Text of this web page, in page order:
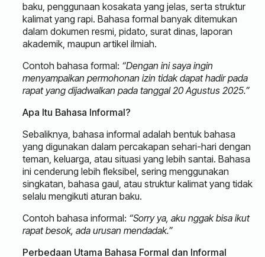
baku, penggunaan kosakata yang jelas, serta struktur
kalimat yang rapi. Bahasa formal banyak ditemukan
dalam dokumen resmi, pidato, surat dinas, laporan
akademik, maupun artikel ilmiah.
Contoh bahasa formal: “Dengan ini saya ingin
menyampaikan permohonan izin tidak dapat hadir pada
rapat yang dijadwalkan pada tanggal 20 Agustus 2025.”
Apa Itu Bahasa Informal?
Sebaliknya, bahasa informal adalah bentuk bahasa
yang digunakan dalam percakapan sehari-hari dengan
teman, keluarga, atau situasi yang lebih santai. Bahasa
ini cenderung lebih fleksibel, sering menggunakan
singkatan, bahasa gaul, atau struktur kalimat yang tidak
selalu mengikuti aturan baku.
Contoh bahasa informal: “Sorry ya, aku nggak bisa ikut
rapat besok, ada urusan mendadak.”
Perbedaan Utama Bahasa Formal dan Informal